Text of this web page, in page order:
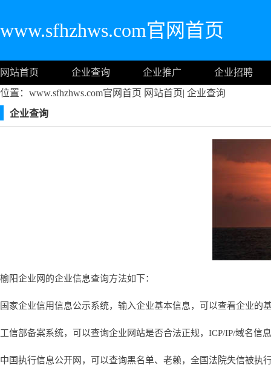
www.sfhzhws.com官网首页
网站首页 企业查询 企业推广
企业招聘
位置：www.sfhzhws.com官网首页 网站首页| 企业查询
企业查询
榆阳企业网的企业信息查询方法如下：
国家企业信用信息公示系统，输入企业基本信息，可以查看企业的
工信部备案系统，可以查询企业网站是否合法正规，ICP/IP/域名信
中国执行信息公开网，可以查询黑名单、老赖，全国法院失信被执